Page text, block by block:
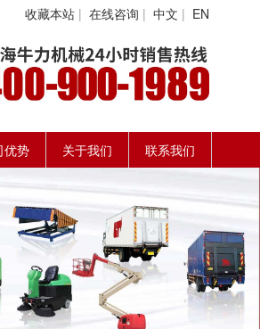
收藏本站 | 在线咨询 | 中文 | EN
优势 关于我们 联系我们